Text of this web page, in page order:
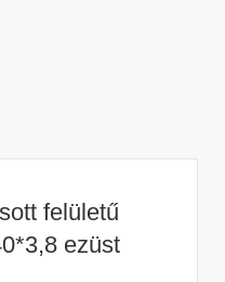
felületű
ezüst